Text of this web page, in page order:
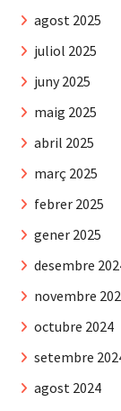
agost 2025
juliol 2025
juny 2025
maig 2025
abril 2025
març 2025
febrer 2025
gener 2025
desembre
novembre
octubre 2024
setembre
agost 2024